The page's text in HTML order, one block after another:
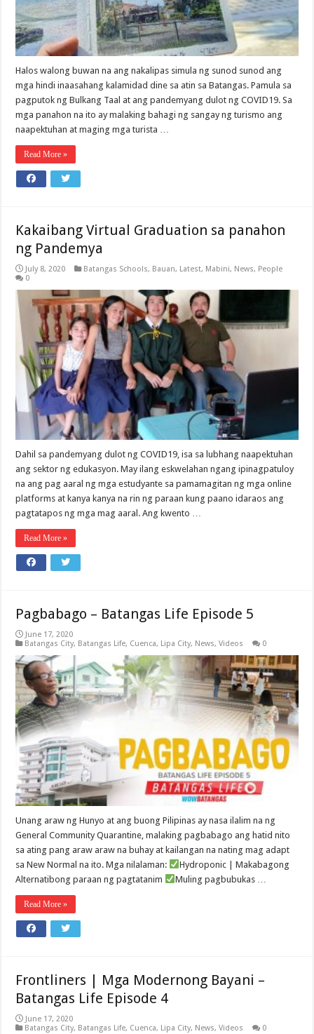
Halos walong buwan na ang nakalipas simula ng sunod sunod ang
mga hindi inaasahang kalamidad dine sa atin sa Batangas. Pamula sa
pagputok ng Bulkang Taal at ang pandemyang dulot ng COVID19. Sa
mga panahon na ito ay malaking bahagi ng sangay ng turismo ang
naapektuhan at maging mga turista …
Read More »
Kakaibang Virtual Graduation sa panahon
ng Pandemya
July 8, 2020 Batangas Schools, Bauan, Latest, Mabini, News, People
0
Dahil sa pandemyang dulot ng COVID19, isa sa lubhang naapektuhan
ang sektor ng edukasyon. May ilang eskwelahan ngang ipinagpatuloy
na ang pag aaral ng mga estudyante sa pamamagitan ng mga online
platforms at kanya kanya na rin ng paraan kung paano idaraos ang
pagtatapos ng mga mag aaral. Ang kwento …
Read More »
Pagbabago – Batangas Life Episode 5
June 17, 2020
Batangas City, Batangas Life, Cuenca, Lipa City, News,Videos 0
Unang araw ng Hunyo at ang buong Pilipinas ay nasa ilalim na ng
General Community Quarantine, malaking pagbabago ang hatid nito
sa ating pang araw araw na buhay at kailangan na nating mag adapt
sa New Normal na ito. Mga nilalaman:
Hydroponic | Makabagong
Alternatibong paraan ng pagtatanim
Muling pagbubukas …
Read More »
Frontliners | Mga Modernong Bayani –
Batangas Life Episode 4
June 17, 2020
Batangas City, Batangas Life, Cuenca, Lipa City, News,Videos 0